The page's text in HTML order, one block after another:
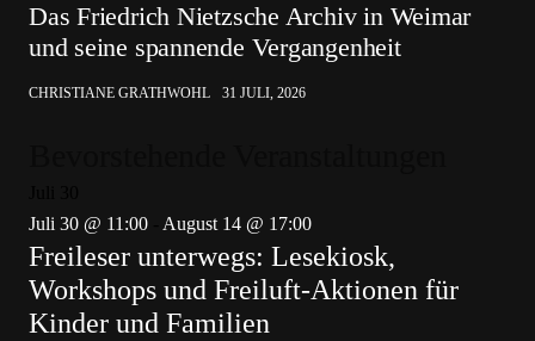
Das Friedrich Nietzsche Archiv in Weimar
und seine spannende Vergangenheit
CHRISTIANE GRATHWOHL 31 JULI, 2026
Juli 30 @ 11:00
August 14 @ 17:00
Freileser unterwegs: Lesekiosk,
Workshops und Freiluft-Aktionen für
Kinder und Familien